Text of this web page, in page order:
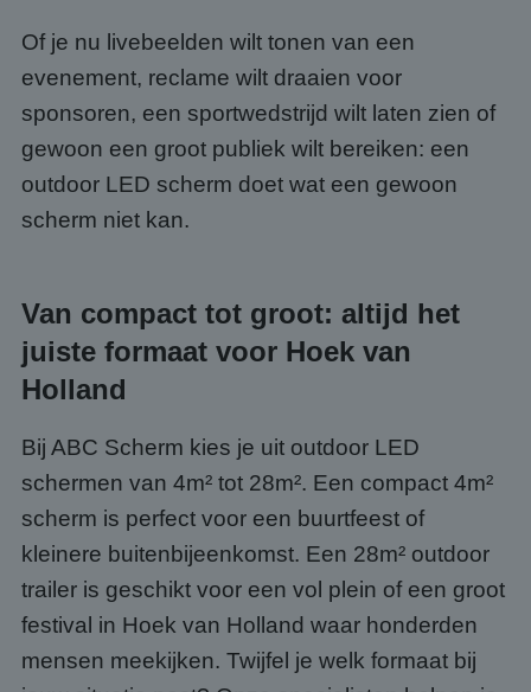
Of je nu livebeelden wilt tonen van een
evenement, reclame wilt draaien voor
sponsoren, een sportwedstrijd wilt laten zien of
gewoon een groot publiek wilt bereiken: een
outdoor LED scherm doet wat een gewoon
scherm niet kan.
Van compact tot groot: altijd het
juiste formaat voor Hoek van
Holland
Bij ABC Scherm kies je uit outdoor LED
schermen van 4m² tot 28m². Een compact 4m²
scherm is perfect voor een buurtfeest of
kleinere buitenbijeenkomst. Een 28m² outdoor
trailer is geschikt voor een vol plein of een groot
festival in Hoek van Holland waar honderden
mensen meekijken. Twijfel je welk formaat bij